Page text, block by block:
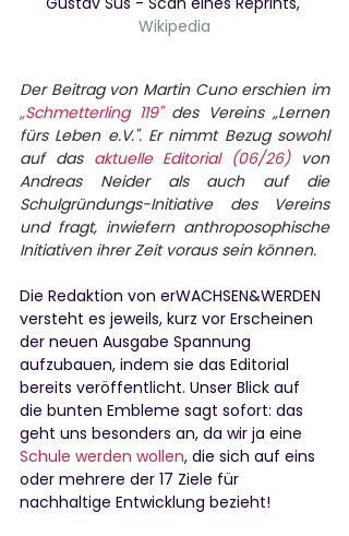
Wikipedia
Der Beitrag von Martin Cuno erschien im
„Schmetterling 119" des Vereins „Lernen
fürs Leben e.V.". Er nimmt Bezug sowohl
auf das aktuelle Editorial (06/26) von
Andreas Neider als auch auf die
Schulgründungs-Initiative des Vereins
und fragt, inwiefern anthroposophische
Initiativen ihrer Zeit voraus sein können.
Die Redaktion von erWACHSEN&WERDEN
versteht es jeweils, kurz vor Erscheinen
der neuen Ausgabe Spannung
aufzubauen, indem sie das Editorial
bereits veröffentlicht. Unser Blick auf
die bunten Embleme sagt sofort: das
geht uns besonders an, da wir ja eine
Schule werden wollen, die sich auf eins
oder mehrere der 17 Ziele für
nachhaltige Entwicklung bezieht!